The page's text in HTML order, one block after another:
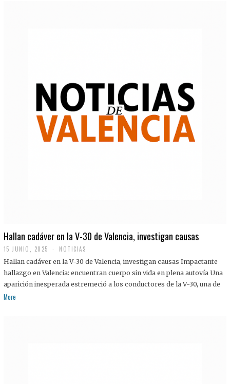
Hallan cadáver en la V-30 de Valencia, investigan causas
15 JUNIO, 2025 NOTICIAS
Hallan cadáver en la V-30 de Valencia, investigan causas Impactante
hallazgo en Valencia: encuentran cuerpo sin vida en plena autovía Una
aparición inesperada estremeció a los conductores de la V-30, una de
More